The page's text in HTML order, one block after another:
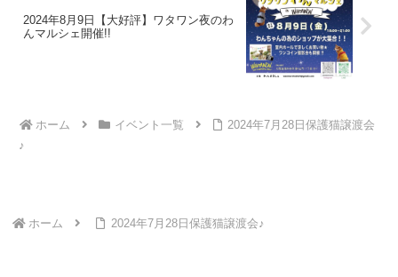
2024年8月9日【大好評】ワタワン夜のわ
んマルシェ開催!!
ホーム イベント一覧
2024年7月28日保護猫譲渡会
♪
ホーム 2024年7月28日保護猫譲渡会♪